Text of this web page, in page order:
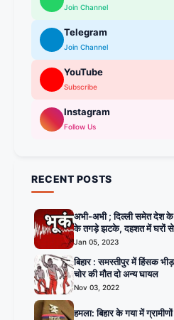
Join Channel
Telegram
Join Channel
YouTube
Subscribe
Instagram
Follow Us
RECENT POSTS
अभी-अभी ; दिल्ली समेत देश
के तगड़े झटके, दहशत में घरों से
Jan 05, 2023
बिहार : समस्तीपुर में हिंसक
चोर की मौत दो अन्य घायल
Nov 03, 2022
हमला: बिहार के गया में